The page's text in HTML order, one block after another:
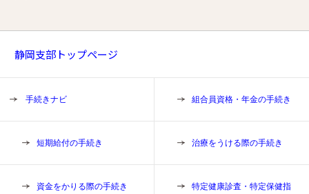
静岡支部トップページ
手続きナビ 組合員資格・年金の手続き
短期給付の手続き 治療をうける際の手続き
資金をかりる際の手続き
特定健康診査・特定保健指